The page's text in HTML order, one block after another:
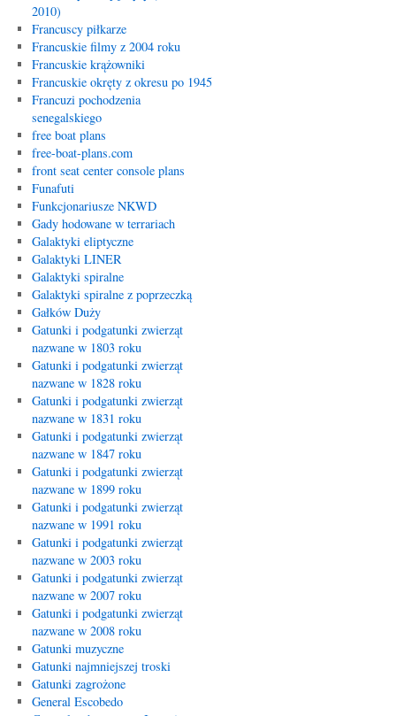
2010)
Francuscy piłkarze
Francuskie filmy z 2004 roku
Francuskie krążowniki
Francuskie okręty z okresu po 1945
Francuzi pochodzenia
senegalskiego
free boat plans
free-boat-plans.com
front seat center console plans
Funafuti
Funkcjonariusze NKWD
Gady hodowane w terrariach
Galaktyki eliptyczne
Galaktyki LINER
Galaktyki spiralne
Galaktyki spiralne z poprzeczką
Gałków Duży
Gatunki i podgatunki zwierząt
nazwane w 1803 roku
Gatunki i podgatunki zwierząt
nazwane w 1828 roku
Gatunki i podgatunki zwierząt
nazwane w 1831 roku
Gatunki i podgatunki zwierząt
nazwane w 1847 roku
Gatunki i podgatunki zwierząt
nazwane w 1899 roku
Gatunki i podgatunki zwierząt
nazwane w 1991 roku
Gatunki i podgatunki zwierząt
nazwane w 2003 roku
Gatunki i podgatunki zwierząt
nazwane w 2007 roku
Gatunki i podgatunki zwierząt
nazwane w 2008 roku
Gatunki muzyczne
Gatunki najmniejszej troski
Gatunki zagrożone
General Escobedo